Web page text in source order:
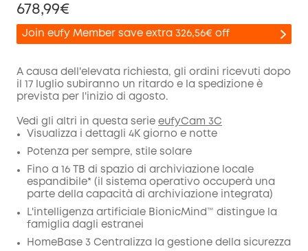
678,99€
Join eufy Member save extra 326,56€ off
di sconto
Codice:
A causa dell'elevata richiesta, gli ordini ricevuti dopo
il 17 luglio subiranno un ritardo e la spedizione è
prevista per l'inizio di agosto.
Vedi gli altri in questa serie eufyCam 3C
Visualizza i dettagli 4K giorno e notte
Potenza per sempre, stile solare
Fino a 16 TB di spazio di archiviazione locale
espandibile* (il sistema operativo occuperà una
parte della capacità di archiviazione integrata)
L'intelligenza artificiale BionicMind™ distingue la
famiglia dagli estranei
HomeBase 3 Centralizza la gestione della sicurezza